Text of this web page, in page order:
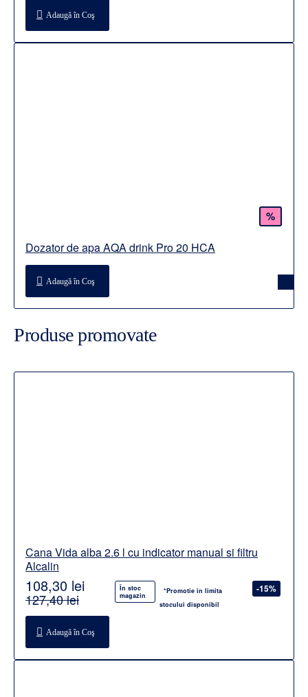
Adaugă în Coş
%
Dozator de apa AQA drink Pro 20 HCA
Adaugă în Coş
Produse promovate
Cana Vida alba 2.6 l cu indicator manual si filtru
Alcalin
În stoc
magazin
*Promotie in limita
stocului disponibil
-15%
108,30 lei
127,40 lei
Adaugă în Coş